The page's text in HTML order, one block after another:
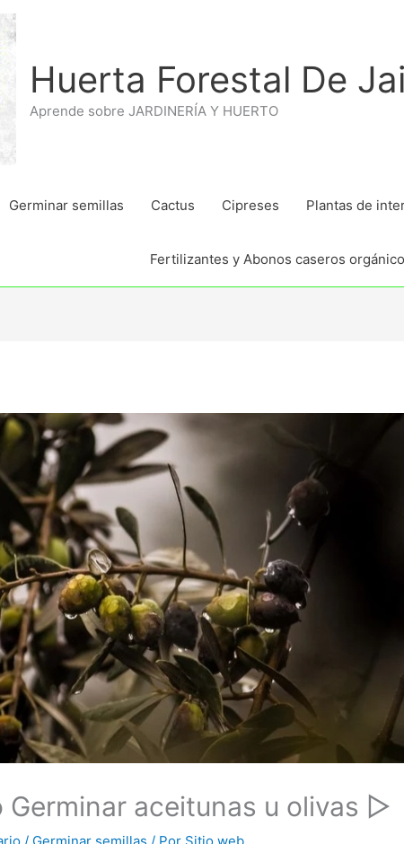
Huerta Forestal De
Aprende sobre JARDINERÍA Y HUERTO
Germinar semillas Cactus Cipreses Plantas de
Fertilizantes y Abonos caseros
Germinar aceitunas u olivas ▷